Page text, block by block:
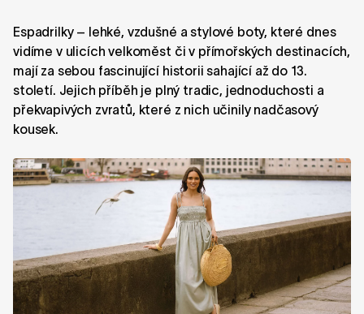
Espadrilky – lehké, vzdušné a stylové boty, které dnes
vidíme v ulicích velkoměst či v přímořských destinacích,
mají za sebou fascinující historii sahající až do 13.
století. Jejich příběh je plný tradic, jednoduchosti a
překvapivých zvratů, které z nich učinily nadčasový
kousek.